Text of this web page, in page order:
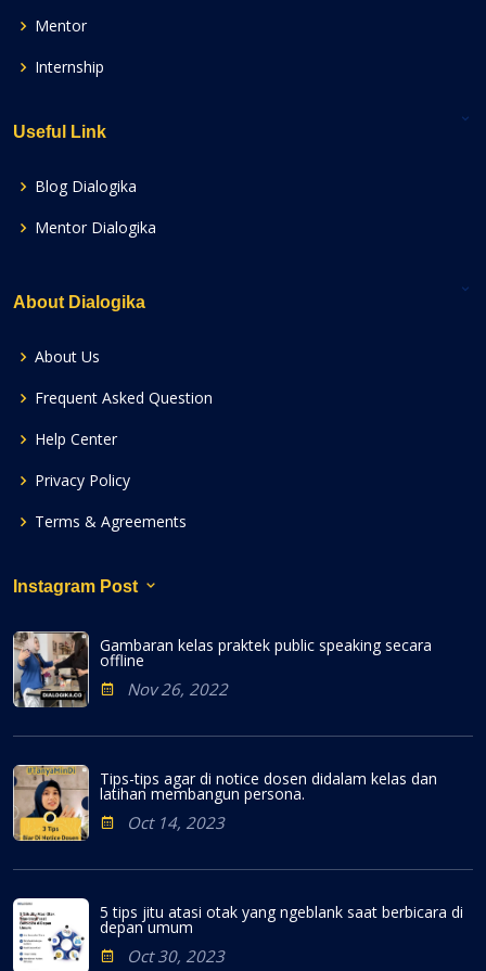
Mentor
Internship
Useful Link
Blog Dialogika
Mentor Dialogika
About Dialogika
About Us
Frequent Asked Question
Help Center
Privacy Policy
Terms & Agreements
Instagram Post
Gambaran kelas praktek public speaking secara
offline
Nov 26, 2022
Tips-tips agar di notice dosen didalam kelas dan
latihan membangun persona.
Oct 14, 2023
5 tips jitu atasi otak yang ngeblank saat berbicara di
depan umum
Oct 30, 2023